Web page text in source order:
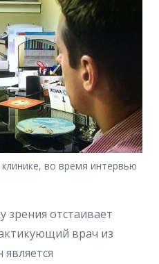
во время интервью
отстаивает
врач из